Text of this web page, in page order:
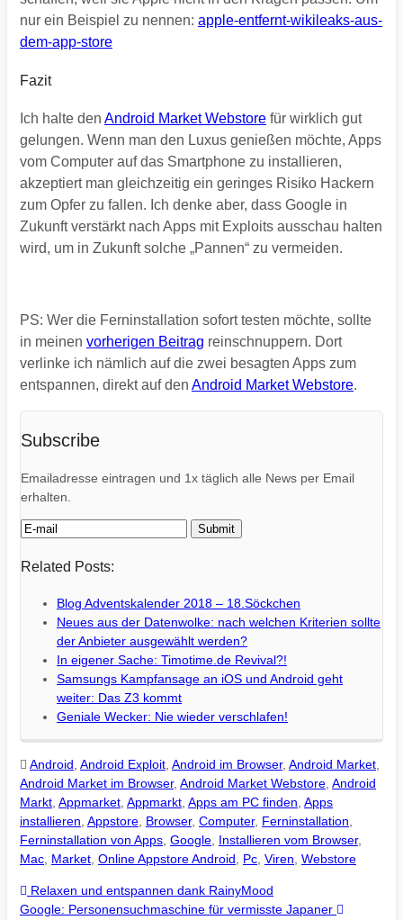
nur ein Beispiel zu nennen: apple-entfernt-wikileaks-aus-
dem-app-store
Fazit
Ich halte den Android Market Webstore für wirklich gut
gelungen. Wenn man den Luxus genießen möchte, Apps
vom Computer auf das Smartphone zu installieren,
akzeptiert man gleichzeitig ein geringes Risiko Hackern
zum Opfer zu fallen. Ich denke aber, dass Google in
Zukunft verstärkt nach Apps mit Exploits ausschau halten
wird, um in Zukunft solche „Pannen“ zu vermeiden.
PS: Wer die Ferninstallation sofort testen möchte, sollte
in meinen vorherigen Beitrag reinschnuppern. Dort
verlinke ich nämlich auf die zwei besagten Apps zum
entspannen, direkt auf den Android Market Webstore.
Subscribe
Emailadresse eintragen und 1x täglich alle News per Email
erhalten.
Related Posts:
Blog Adventskalender 2018 – 18.Söckchen
Neues aus der Datenwolke: nach welchen Kriterien sollte
der Anbieter ausgewählt werden?
In eigener Sache: Timotime.de Revival?!
Samsungs Kampfansage an iOS und Android geht
weiter: Das Z3 kommt
Geniale Wecker: Nie wieder verschlafen!
Android Android Exploit Android im Browser, Android Market
Android Market im Browser, Android Market Webstore Android
Markt Appmarket Appmarkt Apps am PC finden Apps
installieren Appstore Browser, Computer, Ferninstallation
Ferninstallation von Apps Google Installieren vom Browser,
Mac Market Online Appstore Android Pc Viren Webstore
Relaxen und entspannen dank RainyMood
Google: Personensuchmaschine für vermisste Japaner